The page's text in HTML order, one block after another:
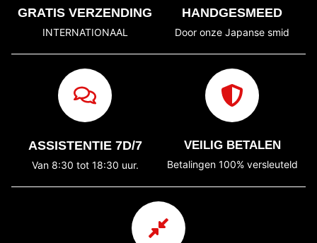
GRATIS VERZENDING
INTERNATIONAAL
HANDGESMEED
Door onze Japanse smid
ASSISTENTIE 7D/7
Van 8:30 tot 18:30 uur.
VEILIG BETALEN
Betalingen 100% versleuteld